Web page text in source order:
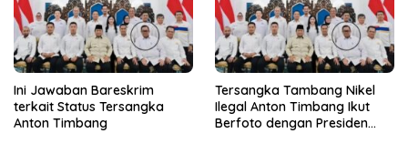
Ini Jawaban Bareskrim
terkait Status Tersangka
Anton Timbang
Tersangka Tambang Nikel
Ilegal Anton Timbang Ikut
Berfoto dengan Presiden